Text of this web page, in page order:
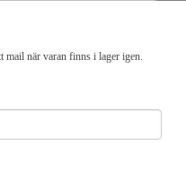
mail när varan finns i lager igen.